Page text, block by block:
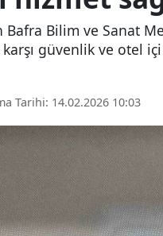
Bafra Bilim ve Sanat
güvenlik ve otel
Tarihi: 14.02.2026 10:03